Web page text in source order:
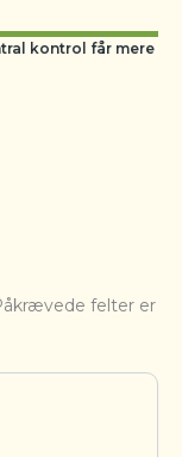
kontrol får mere
felter er